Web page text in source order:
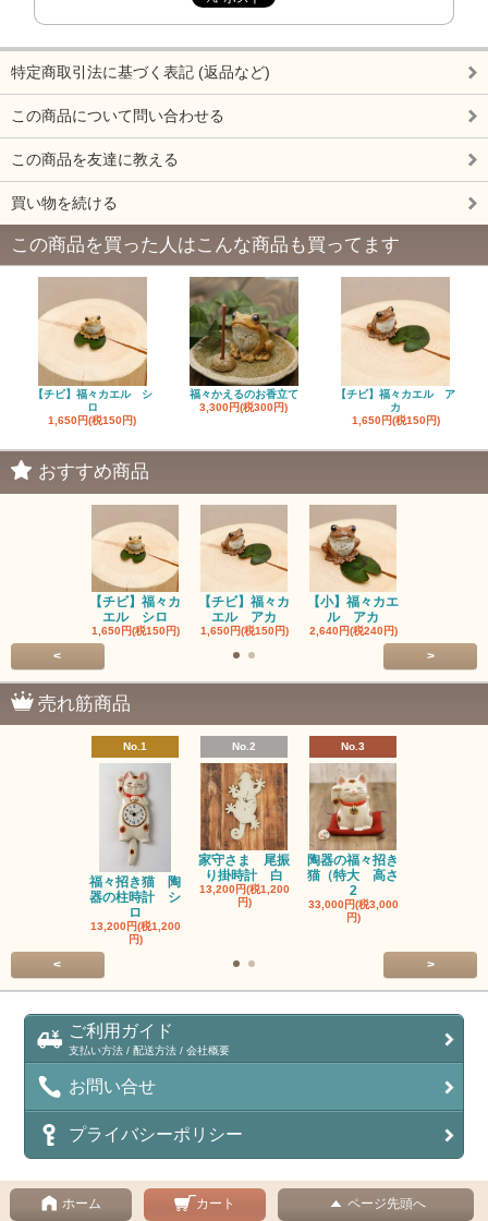
特定商取引法に基づく表記 (返品など)
この商品について問い合わせる
この商品を友達に教える
買い物を続ける
この商品を買った人はこんな商品も買ってます
【チビ】福々カエル シ
ロ
1,650円(税150円)
福々かえるのお香立て
3,300円(税300円)
【チビ】福々カエル ア
カ
1,650円(税150円)
おすすめ商品
【チビ】福々カ
エル シロ
1,650円(税150円)
【チビ】福々カ
エル アカ
1,650円(税150円)
【小】福々カエ
ル アカ
2,640円(税240円)
< >
売れ筋商品
No.1
福々招き猫 陶
器の柱時計 シ
ロ
13,200円(税1,200
円)
No.2
家守さま 尾振
り掛時計 白
13,200円(税1,200
円)
No.3
陶器の福々招き
猫（特大 高さ
2
33,000円(税3,000
円)
< >
ご利用ガイド
支払い方法 / 配送方法 / 会社概要
お問い合せ
プライバシーポリシー
ホーム カート ページ先頭へ